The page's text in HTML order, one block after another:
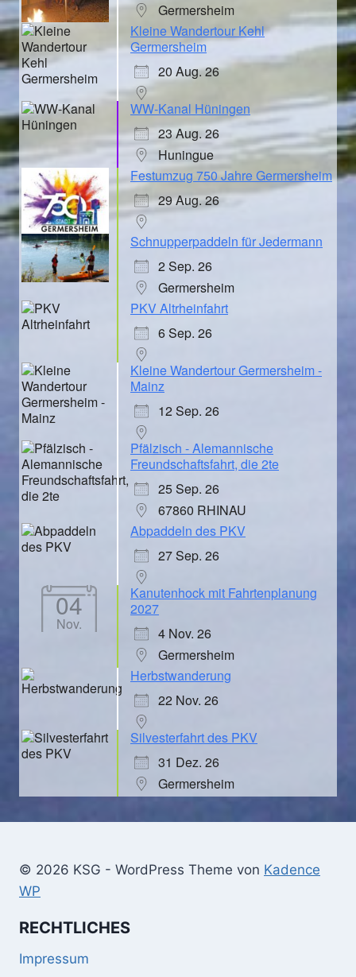
Germersheim
Kleine Wandertour Kehl
Germersheim
20 Aug. 26
WW-Kanal Hüningen
23 Aug. 26
Huningue
Festumzug 750 Jahre Germersheim
29 Aug. 26
Schnupperpaddeln für Jedermann
2 Sep. 26
Germersheim
PKV Altrheinfahrt
6 Sep. 26
Kleine Wandertour Germersheim -
Mainz
12 Sep. 26
Pfälzisch - Alemannische
Freundschaftsfahrt, die 2te
25 Sep. 26
67860 RHINAU
Abpaddeln des PKV
27 Sep. 26
04
Nov.
Kanutenhock mit Fahrtenplanung
2027
4 Nov. 26
Germersheim
Herbstwanderung
22 Nov. 26
Silvesterfahrt des PKV
31 Dez. 26
Germersheim
© 2026 KSG - WordPress Theme von Kadence
WP
RECHTLICHES
Impressum